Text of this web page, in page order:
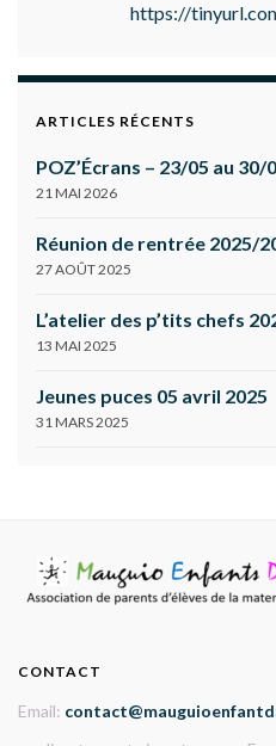
https://
ARTICLES RÉCENTS
POZ’Écrans – 23/05 au 30/
21 MAI 2026
Réunion de rentrée 2025/
27 AOÛT 2025
L’atelier des p’tits chefs
13 MAI 2025
Jeunes puces 05 avril 2025
31 MARS 2025
CONTACT
Email: